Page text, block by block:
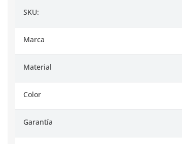
SKU:
Marca
Material
Color
Garantía